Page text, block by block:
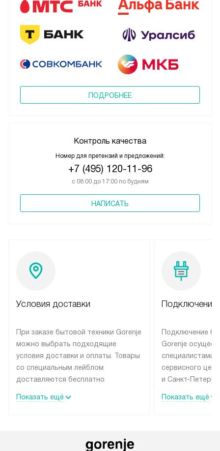
ПОДРОБНЕЕ
Контроль качества
Номер для претензий и предложений:
+7 (495) 120-11-96
с 08:00 до 17:00 по будням
НАПИСАТЬ
Условия доставки
При заказе бытовой техники Gorenje
можно выбрать подходящие
условия доставки и оплаты. Товары
со специальным лейблом
доставляются бесплатно
до подъезда, выезд за МКАД
Показать ещё
Подключение
Подключение
Gorenje
специалистами
сервисного
и Санкт-
подключается
Показать ещё